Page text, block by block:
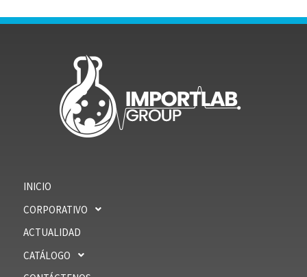
INICIO
CORPORATIVO
ACTUALIDAD
CATÁLOGO